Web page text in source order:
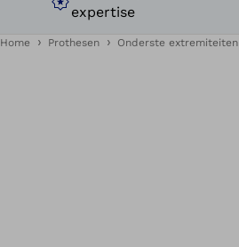
expertise
Home Prothesen Onderste extremiteiten